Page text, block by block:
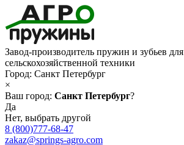
Завод-производитель пружин и зубьев для
сельскохозяйственной техники
Город: Санкт Петербург
×
Ваш город: Санкт Петербург?
Да
Нет, выбрать другой
8 (800)777-68-47
zakaz@springs-agro.com